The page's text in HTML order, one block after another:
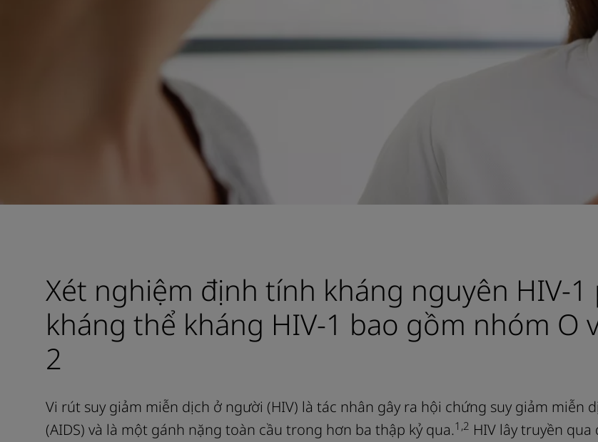
Xét nghiệm định tính kháng nguyên HIV-1
kháng thể kháng HIV-1 bao gồm nhóm O
2
Vi rút suy giảm miễn dịch ở người (HIV) là tác nhân gây ra hội chứng suy giảm miễn
(AIDS) và là một gánh nặng toàn cầu trong hơn ba thập kỷ qua.1,2 HIV lây truyền